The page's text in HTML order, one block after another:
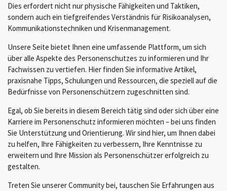
Dies erfordert nicht nur physische Fähigkeiten und Taktiken,
sondern auch ein tiefgreifendes Verständnis für Risikoanalysen,
Kommunikationstechniken und Krisenmanagement.
Unsere Seite bietet Ihnen eine umfassende Plattform, um sich
über alle Aspekte des Personenschutzes zu informieren und Ihr
Fachwissen zu vertiefen. Hier finden Sie informative Artikel,
praxisnahe Tipps, Schulungen und Ressourcen, die speziell auf die
Bedürfnisse von Personenschützern zugeschnitten sind.
Egal, ob Sie bereits in diesem Bereich tätig sind oder sich über eine
Karriere im Personenschutz informieren möchten – bei uns finden
Sie Unterstützung und Orientierung. Wir sind hier, um Ihnen dabei
zu helfen, Ihre Fähigkeiten zu verbessern, Ihre Kenntnisse zu
erweitern und Ihre Mission als Personenschützer erfolgreich zu
gestalten.
Treten Sie unserer Community bei, tauschen Sie Erfahrungen aus